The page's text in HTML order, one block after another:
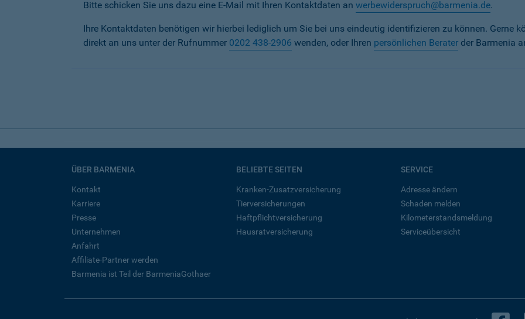
Bitte schicken Sie uns dazu eine E-Mail mit Ihren Kontaktdaten an werbewiderspruch@barmenia.de.
Ihre Kontaktdaten benötigen wir hierbei lediglich um Sie bei uns eindeutig identifizieren zu können. Gerne
direkt an uns unter der Rufnummer 0202 438-2906 wenden, oder Ihren persönlichen Berater der Barmenia
ÜBER BARMENIA
Kontakt
Karriere
Presse
Unternehmen
Anfahrt
Affiliate-Partner werden
Barmenia ist Teil der BarmeniaGothaer
BELIEBTE SEITEN
Kranken-Zusatzversicherung
Tierversicherungen
Haftpflichtversicherung
Hausratversicherung
SERVICE
Adresse ändern
Schaden melden
Kilometerstandsmeldung
Serviceübersicht